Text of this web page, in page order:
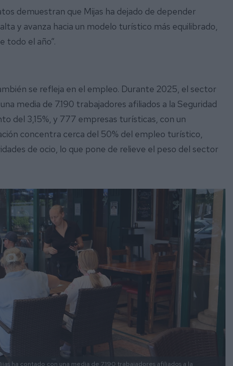
demuestran que Mijas ha dejado de depender
y avanza hacia un modelo turístico más equilibrado,
todo el año”.
se refleja en el empleo. Durante 2025, el sector
media de 7.190 trabajadores afiliados a la Seguridad
del 3,15%, y 777 empresas turísticas, con un
concentra cerca del 50% del empleo turístico,
de ocio, lo que pone de relieve el peso del sector
ha contado con una media de 7.190 trabajadores afiliados a la